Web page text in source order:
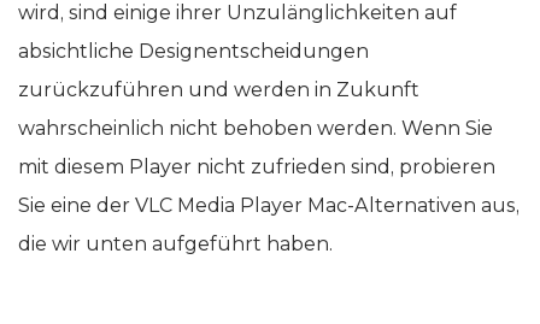
wird, sind einige ihrer Unzulänglichkeiten auf
absichtliche Designentscheidungen
zurückzuführen und werden in Zukunft
wahrscheinlich nicht behoben werden. Wenn Sie
mit diesem Player nicht zufrieden sind, probieren
Sie eine der VLC Media Player Mac-Alternativen aus,
die wir unten aufgeführt haben.